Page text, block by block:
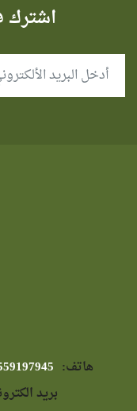
اشترك
هاتف:
بريد